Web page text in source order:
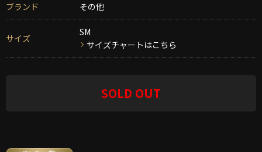
ブランド その他
サイズ
SM
サイズチャートはこちら
SOLD OUT